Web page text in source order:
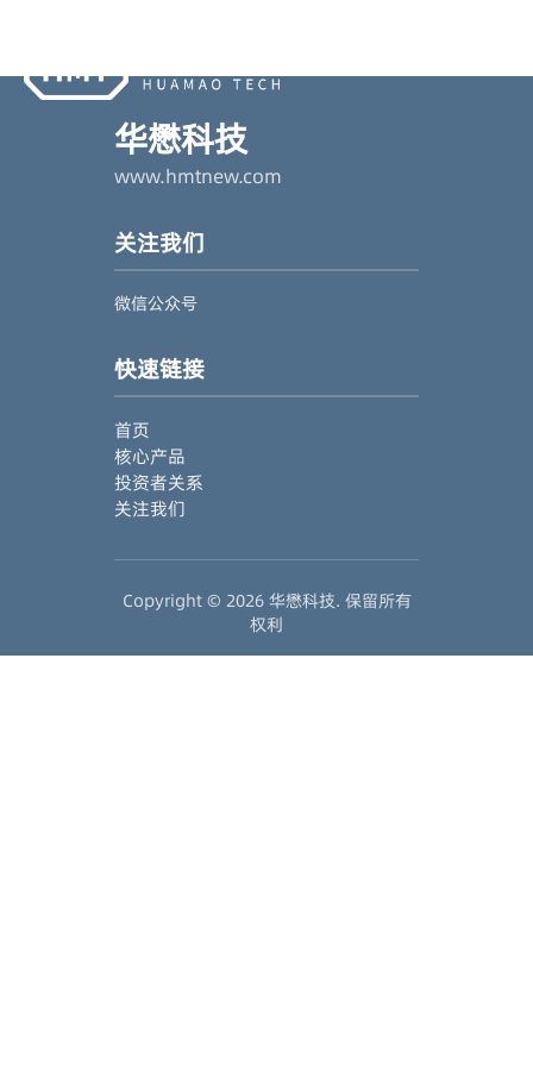
华懋科技
www.hmtnew.com
关注我们
微信公众号
快速链接
首页
核心产品
投资者关系
关注我们
Copyright © 2026华懋科技. 保留所有
权利